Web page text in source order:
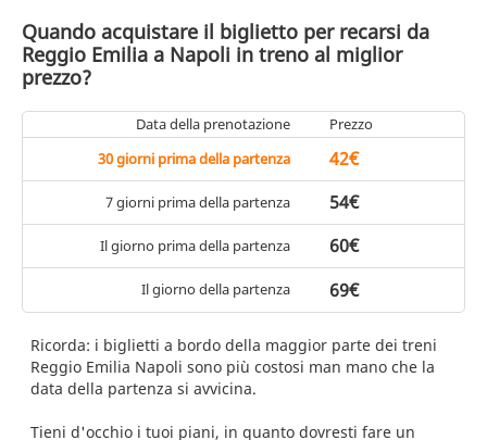
Quando acquistare il biglietto per recarsi da
Reggio Emilia a Napoli in treno al miglior
prezzo?
Data della prenotazione
Prezzo
30 giorni prima della partenza
42€
7 giorni prima della partenza 54€
Il giorno prima della partenza 60€
Il giorno della partenza 69€
Ricorda: i biglietti a bordo della maggior parte dei treni
Reggio Emilia Napoli sono più costosi man mano che la
data della partenza si avvicina.
Tieni d'occhio i tuoi piani, in quanto dovresti fare un